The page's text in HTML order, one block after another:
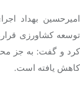
امیرحسین بهداد
توسعه کشاورزی
کرد و گفت: به جز
کاهش یافته است.